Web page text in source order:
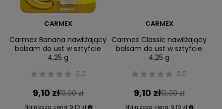
CARMEX
Carmex Banana nawilżający
balsam do ust w sztyfcie
4,25 g
0.0
9,10 zł13,00 zł
Najniższa cena: 9,10 zł
CARMEX
Carmex Classic nawilżający
balsam do ust w sztyfcie
4,25 g
0.0
9,10 zł13,00 zł
Najniższa cena: 9,10 zł